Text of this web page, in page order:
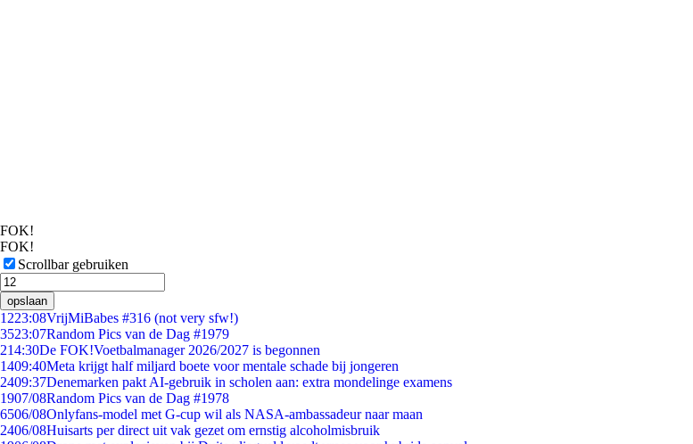
FOK!
FOK!
Scrollbar gebruiken
opslaan
1223:08VrijMiBabes #316 (not very sfw!)
3523:07Random Pics van de Dag #1979
214:30De FOK!Voetbalmanager 2026/2027 is begonnen
1409:40Meta krijgt half miljard boete voor mentale schade bij jongeren
2409:37Denemarken pakt AI-gebruik in scholen aan: extra mondelinge examens
1907/08Random Pics van de Dag #1978
6506/08Onlyfans-model met G-cup wil als NASA-ambassadeur naar maan
2406/08Huisarts per direct uit vak gezet om ernstig alcoholmisbruik